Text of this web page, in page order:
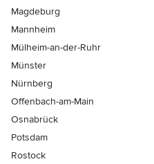
Magdeburg
Mannheim
Mülheim-an-der-Ruhr
Münster
Nürnberg
Offenbach-am-Main
Osnabrück
Potsdam
Rostock